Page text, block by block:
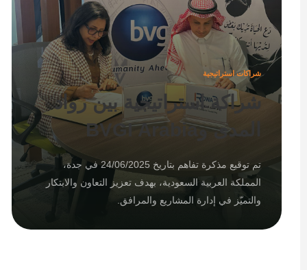
شراكات استراتيجية
شراكة استراتيجية بين رواد
المدى وBVGI Arabia
تم توقيع مذكرة تفاهم بتاريخ 24/06/2025 في جدة،
المملكة العربية السعودية، بهدف تعزيز التعاون والابتكار
والتميّز في إدارة المشاريع والمرافق.